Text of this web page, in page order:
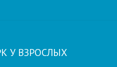
У ВЗРОСЛЫХ